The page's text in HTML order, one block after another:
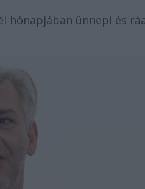
hónapjában ünnepi és